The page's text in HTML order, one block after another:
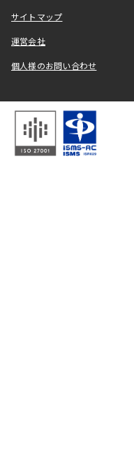
サイトマップ
運営会社
個人様のお問い合わせ